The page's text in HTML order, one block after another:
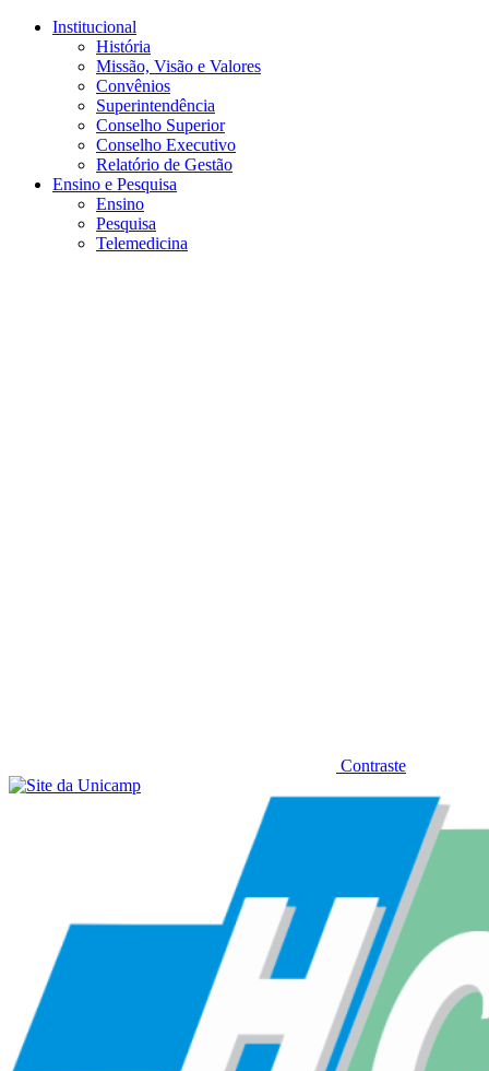
Conteúdo principal
Institucional
História
Missão, Visão e Valores
Convênios
Superintendência
Conselho Superior
Conselho Executivo
Relatório de Gestão
Ensino e Pesquisa
Ensino
Pesquisa
Telemedicina
Contraste